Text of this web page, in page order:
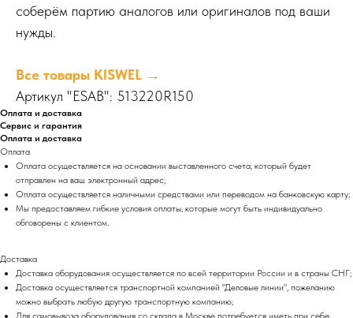
соберём партию аналогов или оригиналов под ваши
нужды.
Все товары KISWEL →
Артикул "ESAB": 513220R150
Оплата и доставка
Сервис и гарантия
Оплата и доставка
Оплата
Оплата осуществляется на основании выставленного счета, который будет
отправлен на ваш электронный адрес;
Оплата осуществляется наличными средствами или переводом на банковскую карту;
Мы предоставляем гибкие условия оплаты, которые могут быть индивидуально
обговорены с клиентом.
Доставка
Доставка оборудования осуществляется по всей территории России и в страны СНГ;
Доставка осуществляется транспортной компанией "Деловые линии", пожеланию
можно выбрать любую другую транспортную компанию;
Для самовывоза оборудования со склада в Москве потребуется иметь при себе